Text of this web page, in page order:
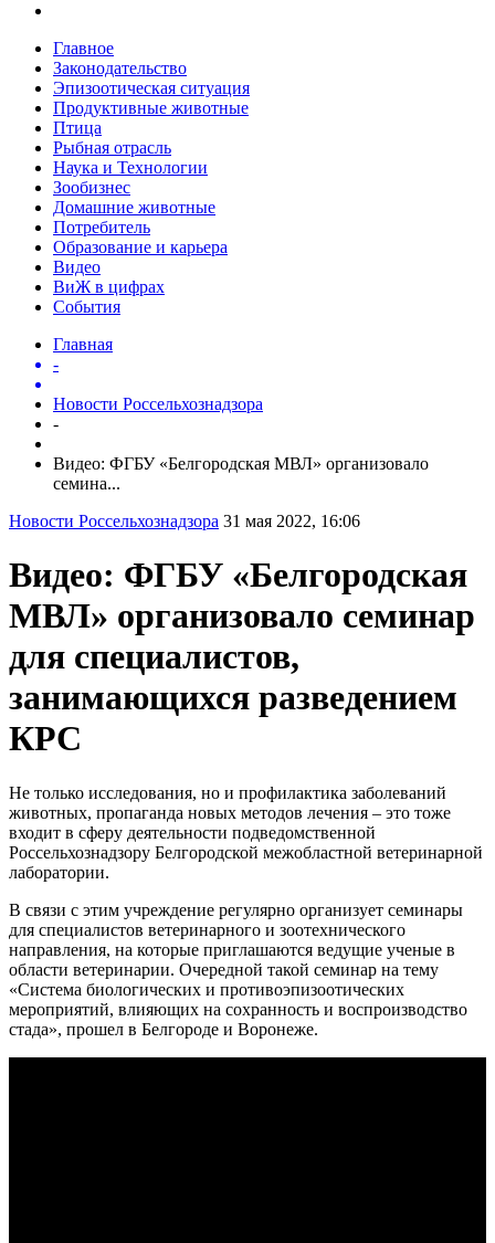
Главное
Законодательство
Эпизоотическая ситуация
Продуктивные животные
Птица
Рыбная отрасль
Наука и Технологии
Зообизнес
Домашние животные
Потребитель
Образование и карьера
Видео
ВиЖ в цифрах
События
Главная
-
Новости Россельхознадзора
-
Видео: ФГБУ «Белгородская МВЛ» организовало
семина...
Новости Россельхознадзора 31 мая 2022, 16:06
Видео: ФГБУ «Белгородская
МВЛ» организовало семинар
для специалистов,
занимающихся разведением
КРС
Не только исследования, но и профилактика заболеваний
животных, пропаганда новых методов лечения – это тоже
входит в сферу деятельности подведомственной
Россельхознадзору Белгородской межобластной ветеринарной
лаборатории.
В связи с этим учреждение регулярно организует семинары
для специалистов ветеринарного и зоотехнического
направления, на которые приглашаются ведущие ученые в
области ветеринарии. Очередной такой семинар на тему
«Система биологических и противоэпизоотических
мероприятий, влияющих на сохранность и воспроизводство
стада», прошел в Белгороде и Воронеже.